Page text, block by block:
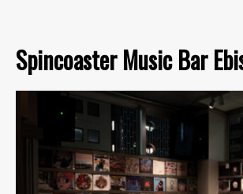
Spincoaster Music Bar